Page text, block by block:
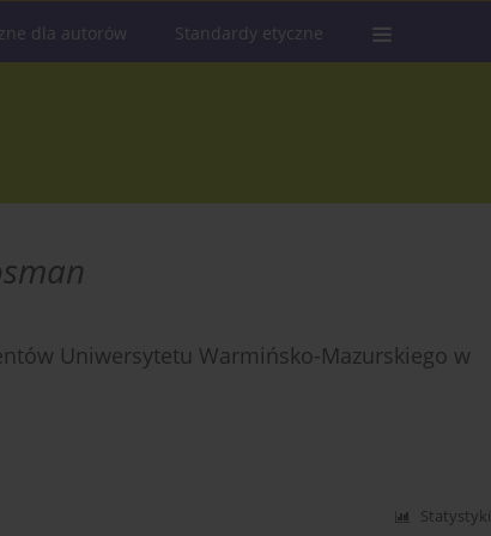
dla autorów Standardy etyczne
Uniwersytetu Warmińsko-Mazurskiego w
Statystyki